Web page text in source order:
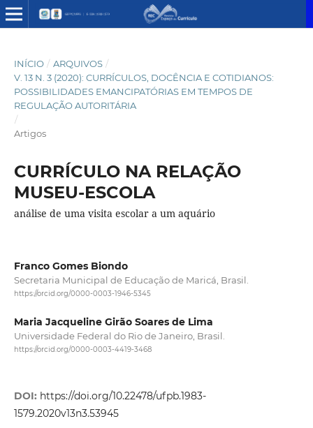
INÍCIO / ARQUIVOS /
V. 13 N. 3 (2020): CURRÍCULOS, DOCÊNCIA E COTIDIANOS:
POSSIBILIDADES EMANCIPATÓRIAS EM TEMPOS DE
REGULAÇÃO AUTORITÁRIA
/
Artigos
CURRÍCULO NA RELAÇÃO
MUSEU-ESCOLA
análise de uma visita escolar a um aquário
Franco Gomes Biondo
Secretaria Municipal de Educação de Maricá, Brasil.
https://orcid.org/0000-0003-1946-5345
Maria Jacqueline Girão Soares de Lima
Universidade Federal do Rio de Janeiro, Brasil.
https://orcid.org/0000-0003-4419-3468
DOI: https://doi.org/10.22478/ufpb.1983-
1579.2020v13n3.53945